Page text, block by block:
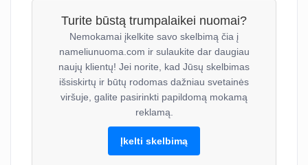
Turite būstą trumpalaikei nuomai?
Nemokamai įkelkite savo skelbimą čia į
nameliunuoma.com ir sulaukite dar daugiau
naujų klientų! Jei norite, kad Jūsų skelbimas
išsiskirtų ir būtų rodomas dažniau svetainės
viršuje, galite pasirinkti papildomą mokamą
reklamą.
Įkelti skelbimą